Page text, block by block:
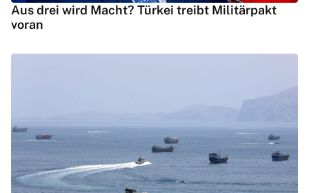
Aus drei wird Macht? Türkei treibt Militärpakt
voran